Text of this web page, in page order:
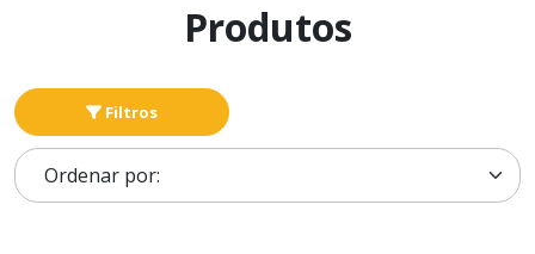
Produtos
Filtros